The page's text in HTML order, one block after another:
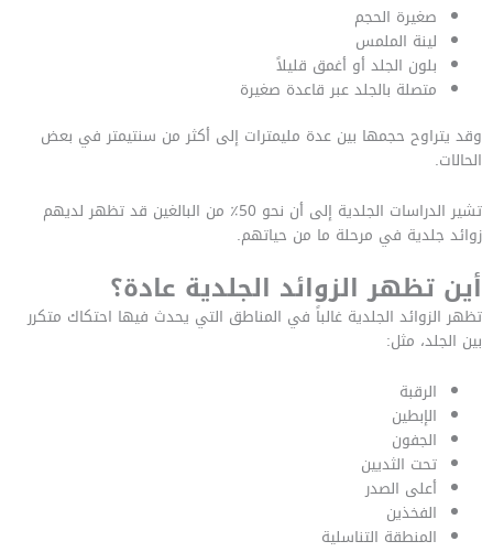
صغيرة الحجم
لينة الملمس
بلون الجلد أو أغمق قليلاً
متصلة بالجلد عبر قاعدة صغيرة
وقد يتراوح حجمها بين عدة مليمترات إلى أكثر من سنتيمتر في بعض
الحالات.
تشير الدراسات الجلدية إلى أن نحو 50٪ من البالغين قد تظهر لديهم
زوائد جلدية في مرحلة ما من حياتهم.
أين تظهر الزوائد الجلدية عادة؟
تظهر الزوائد الجلدية غالباً في المناطق التي يحدث فيها احتكاك متكرر
بين الجلد، مثل:
الرقبة
الإبطين
الجفون
تحت الثديين
أعلى الصدر
الفخذين
المنطقة التناسلية